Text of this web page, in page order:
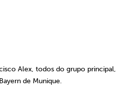
Alex, todos do grupo principal,
de Munique.